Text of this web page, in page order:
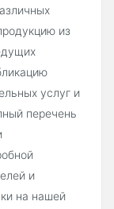
из
услуг и
перечень
и
на нашей